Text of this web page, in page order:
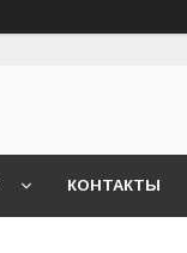
КОНТАКТЫ